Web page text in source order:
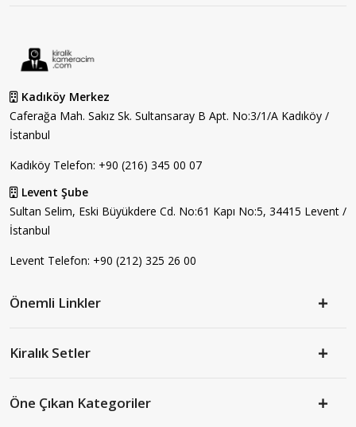
Kadıköy Merkez
Caferağa Mah. Sakız Sk. Sultansaray B Apt. No:3/1/A Kadıköy /
İstanbul
Kadıköy Telefon: +90 (216) 345 00 07
Levent Şube
Sultan Selim, Eski Büyükdere Cd. No:61 Kapı No:5, 34415 Levent /
İstanbul
Levent Telefon: +90 (212) 325 26 00
Önemli Linkler
Kiralık Setler
Öne Çıkan Kategoriler